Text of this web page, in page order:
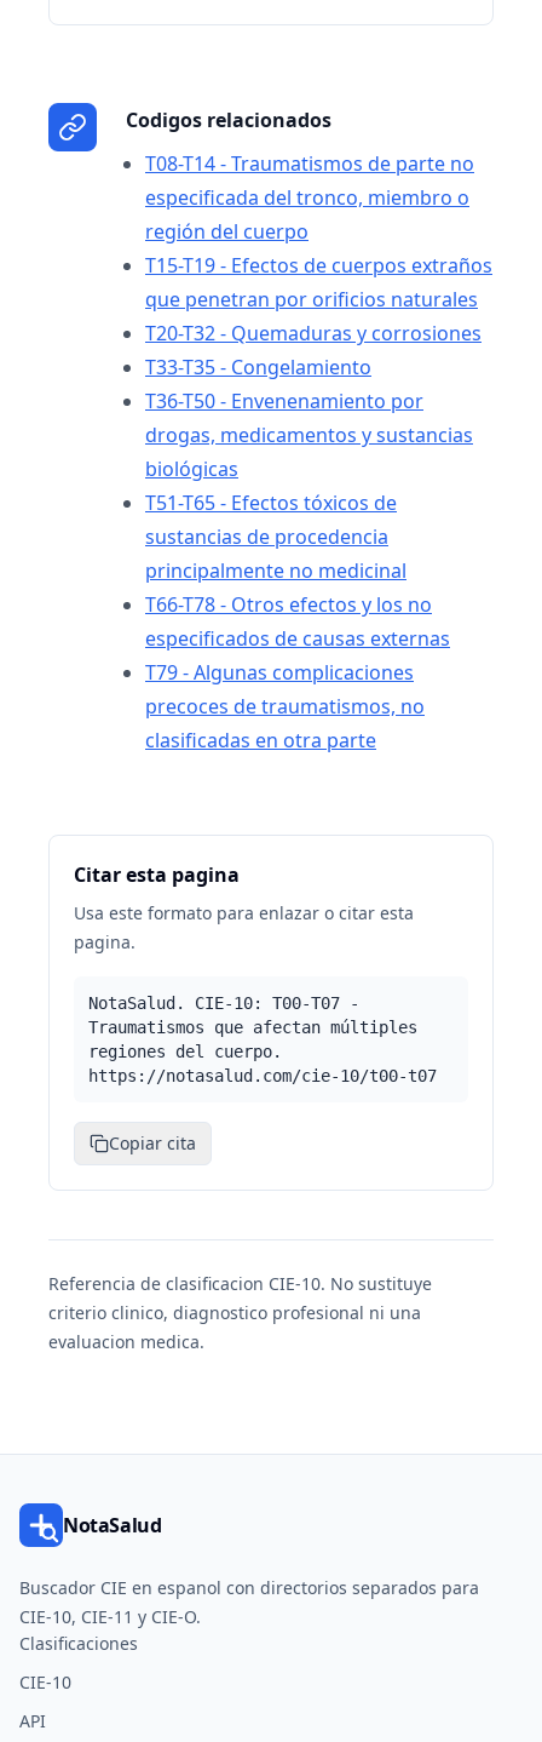
Codigos relacionados
T08-T14 - Traumatismos de parte no
especificada del tronco, miembro o
región del cuerpo
T15-T19 - Efectos de cuerpos extraños
que penetran por orificios naturales
T20-T32 - Quemaduras y corrosiones
T33-T35 - Congelamiento
T36-T50 - Envenenamiento por
drogas, medicamentos y sustancias
biológicas
T51-T65 - Efectos tóxicos de
sustancias de procedencia
principalmente no medicinal
T66-T78 - Otros efectos y los no
especificados de causas externas
T79 - Algunas complicaciones
precoces de traumatismos, no
clasificadas en otra parte
Citar esta pagina
Usa este formato para enlazar o citar esta
pagina.
NotaSalud. CIE-10: T00-T07 -
Traumatismos que afectan múltiples
regiones del cuerpo.
https://notasalud.com/cie-10/t00-t07
Copiar cita
Referencia de clasificacion CIE-10. No sustituye
criterio clinico, diagnostico profesional ni una
evaluacion medica.
NotaSalud
Buscador CIE en espanol con directorios separados para
CIE-10, CIE-11 y CIE-O.
Clasificaciones
CIE-10
API